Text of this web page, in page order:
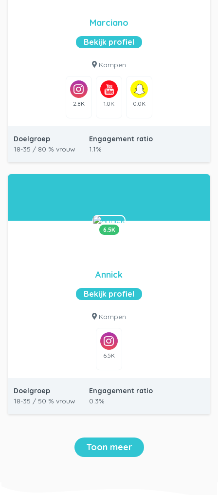
Marciano
Bekijk profiel
Kampen
2.8K 1.0K 0.0K
Doelgroep
18-35 / 80 % vrouw
Engagement ratio
1.1%
6.5K
Annick
Bekijk profiel
Kampen
6.5K
Doelgroep
18-35 / 50 % vrouw
Engagement ratio
0.3%
Toon meer